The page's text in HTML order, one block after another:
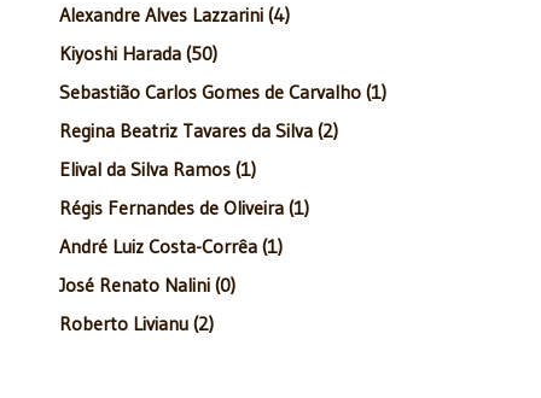
Alexandre Alves Lazzarini (4)
Kiyoshi Harada (50)
Sebastião Carlos Gomes de Carvalho (1)
Regina Beatriz Tavares da Silva (2)
Elival da Silva Ramos (1)
Régis Fernandes de Oliveira (1)
André Luiz Costa-Corrêa (1)
José Renato Nalini (0)
Roberto Livianu (2)